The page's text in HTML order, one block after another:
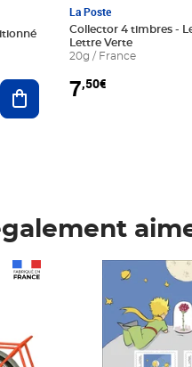
Ajouter au panier
La Poste
Collector 4 timbres -
Lettre Verte
20g / France
7,50€
Prix 7,50€